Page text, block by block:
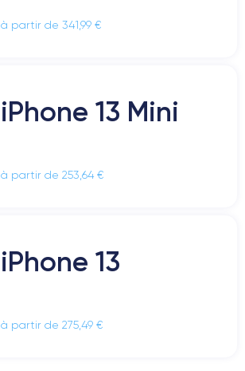
à partir de 341,99 €
iPhone 13 Mini
à partir de 253,64 €
iPhone 13
à partir de 275,49 €